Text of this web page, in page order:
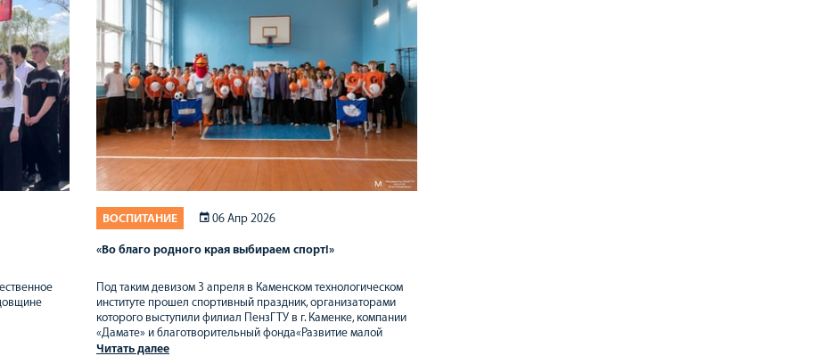
ВОСПИТАНИЕ 06 Апр 2026
«Во благо родного края выбираем спорт!»
Под таким девизом 3 апреля в Каменском технологическом
институте прошел спортивный праздник, организаторами
которого выступили филиал ПензГТУ в г. Каменке, компании
«Дамате» и благотворительный фонда«Развитие малой
Родины» Наума Бабаева.
Читать далее